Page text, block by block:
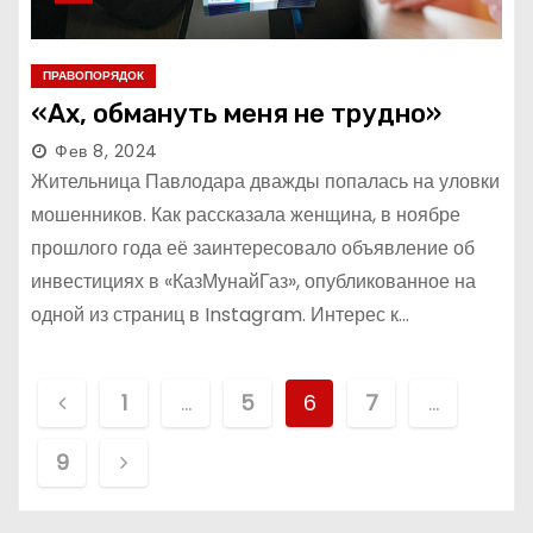
ПРАВОПОРЯДОК
«Ах, обмануть меня не трудно»
Фев 8, 2024
Жительница Павлодара дважды попалась на уловки
мошенников. Как рассказала женщина, в ноябре
прошлого года её заинтересовало объявление об
инвестициях в «КазМунайГаз», опубликованное на
одной из страниц в Instagram. Интерес к…
г
1 … 5 6 7
…
9